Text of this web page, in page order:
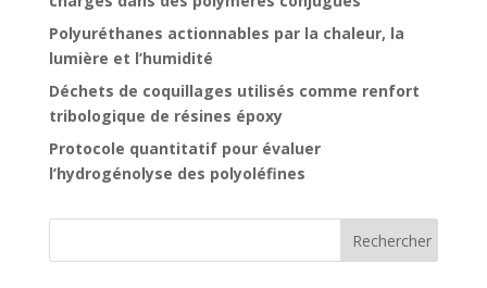
Polyuréthanes actionnables par la chaleur, la
lumière et l’humidité
Déchets de coquillages utilisés comme renfort
tribologique de résines époxy
Protocole quantitatif pour évaluer
l’hydrogénolyse des polyoléfines